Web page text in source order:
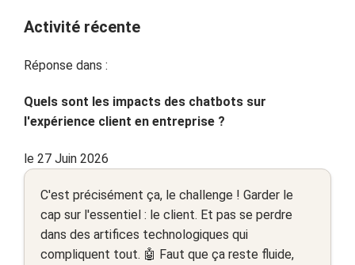
Activité récente
Réponse dans :
Quels sont les impacts des chatbots sur
l'expérience client en entreprise ?
le 27 Juin 2026
C'est précisément ça, le challenge ! Garder le
cap sur l'essentiel : le client. Et pas se perdre
dans des artifices technologiques qui
compliquent tout. 🤖 Faut que ça reste fluide,